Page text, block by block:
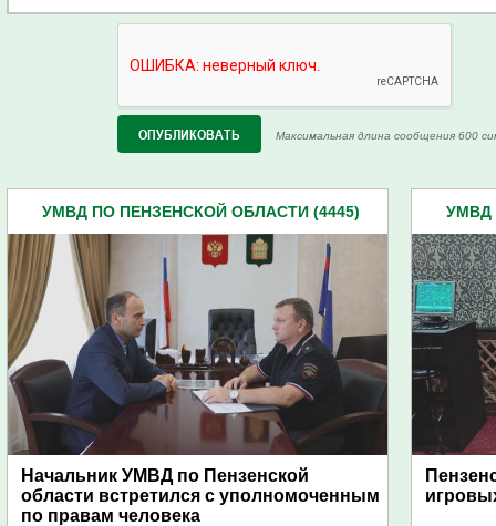
Максимальная длина сообщения 600
УМВД ПО ПЕНЗЕНСКОЙ ОБЛАСТИ (4445)
Начальник УМВД по Пензенской
области встретился с уполномоченным
по правам человека
УМВД